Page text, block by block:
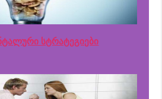
სტრატეგიები